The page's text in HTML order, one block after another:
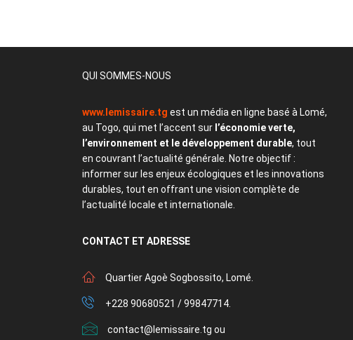
QUI SOMMES-NOUS
www.lemissaire.tg est un média en ligne basé à Lomé,
au Togo, qui met l’accent sur l’économie verte,
l’environnement et le développement durable, tout
en couvrant l’actualité générale. Notre objectif :
informer sur les enjeux écologiques et les innovations
durables, tout en offrant une vision complète de
l’actualité locale et internationale.
CONTACT ET ADRESSE
Quartier Agoè Sogbossito, Lomé.
+228 90680521 / 99847714.
contact@lemissaire.tg ou